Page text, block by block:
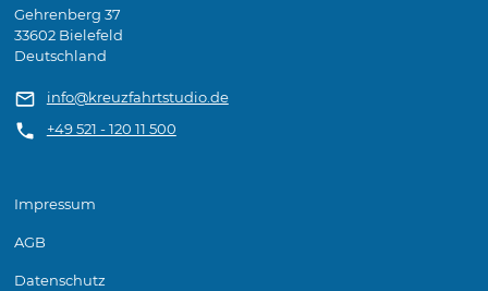
Gehrenberg 37
33602 Bielefeld
Deutschland
info@kreuzfahrtstudio.de
+49 521 - 120 11 500
Impressum
AGB
Datenschutz